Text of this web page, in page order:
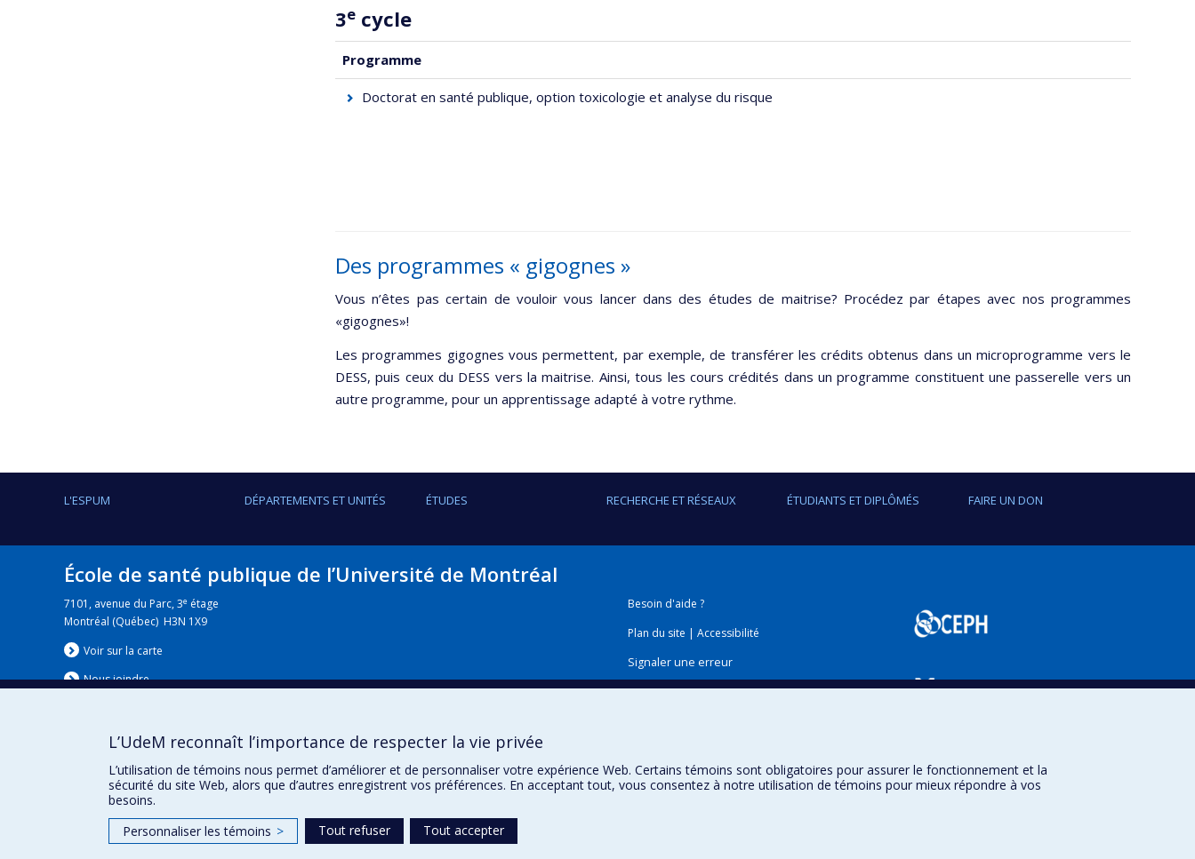
3e cycle
Programme
Doctorat en santé publique, option toxicologie et analyse du risque
Des programmes « gigognes »
Vous n’êtes pas certain de vouloir vous lancer dans des études de maitrise? Procédez par étapes avec nos programmes
«gigognes»!
Les programmes gigognes vous permettent, par exemple, de transférer les crédits obtenus dans un microprogramme vers le
DESS, puis ceux du DESS vers la maitrise. Ainsi, tous les cours crédités dans un programme constituent une passerelle vers un
autre programme, pour un apprentissage adapté à votre rythme.
L'ESPUM DÉPARTEMENTS ET UNITÉS ÉTUDES RECHERCHE ET RÉSEAUX ÉTUDIANTS ET DIPLÔMÉS FAIRE UN DON
École de santé publique de l’Université de Montréal
7101, avenue du Parc, 3e étage
Montréal (Québec) H3N 1X9
Voir sur la carte
Nous joindre
Nouvelles |Événement
Besoin d'aide ?
Plan du site |Accessibilité
Signaler une erreur
L’UdeM reconnaît l’importance de respecter la vie privée
L’utilisation de témoins nous permet d’améliorer et de personnaliser votre expérience Web. Certains témoins sont obligatoires pour assurer le fonctionnement et la
sécurité du site Web, alors que d’autres enregistrent vos préférences. En acceptant tout, vous consentez à notre utilisation de témoins pour mieux répondre à vos
besoins.
Personnaliser les témoins > Tout refuser
Tout accepter